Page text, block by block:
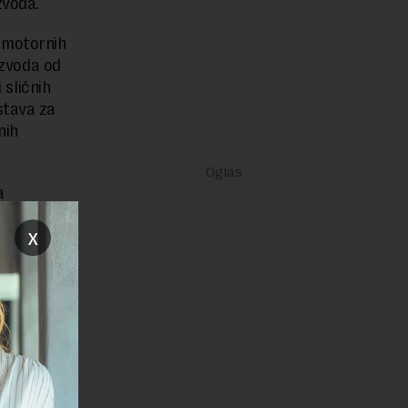
od
sličnih
za
x